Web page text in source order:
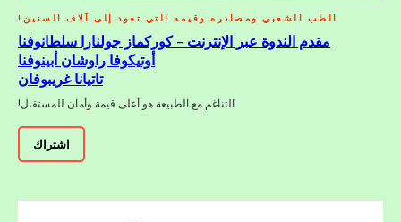
الطب الشعبي ومصادره وقيمه التي تعود إلى آلاف السنين!
مقدم الندوة عبر الإنترنت - كوركماز جولنارا سلطانوفنا
أوتيكوفا راوشان أبينوفنا
تاتيانا غريبوفان
التناغم مع الطبيعة هو أعلى قيمة وأمان للمستقبل!
اشتراك